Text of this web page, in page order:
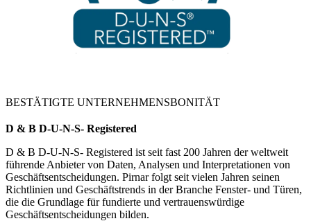
BESTÄTIGTE UNTERNEHMENSBONITÄT
D & B D-U-N-S- Registered
D & B D-U-N-S- Registered ist seit fast 200 Jahren der weltweit
führende Anbieter von Daten, Analysen und Interpretationen von
Geschäftsentscheidungen. Pirnar folgt seit vielen Jahren seinen
Richtlinien und Geschäftstrends in der Branche Fenster- und Türen,
die die Grundlage für fundierte und vertrauenswürdige
Geschäftsentscheidungen bilden.